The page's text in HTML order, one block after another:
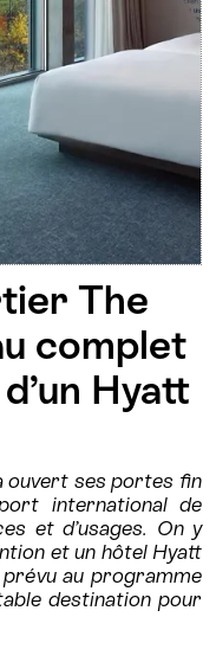
The
complet
Hyatt
ouvert ses portes fin
international de
et d’usages. On y
et un hôtel Hyatt
au programme
destination pour